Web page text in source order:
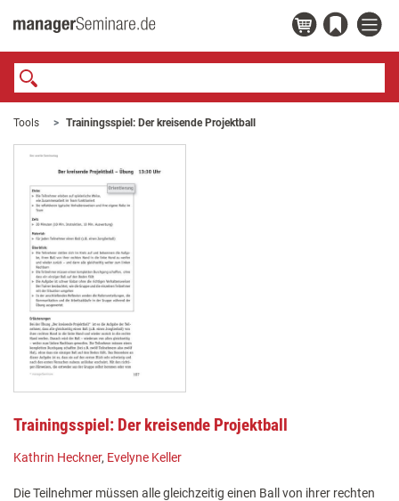
Tools Trainingsspiel: Der kreisende Projektball
Trainingsspiel: Der kreisende Projektball
Kathrin Heckner, Evelyne Keller
Die Teilnehmer müssen alle gleichzeitig einen Ball von ihrer rechten